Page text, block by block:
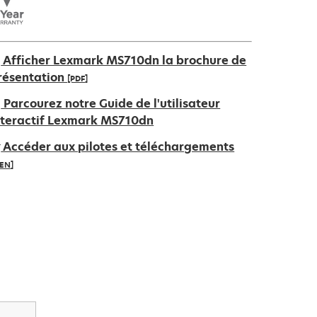
Afficher Lexmark MS710dn la brochure de
[PDF]
Parcourez notre Guide de l'utilisateur
Lexmark MS710dn
Accéder aux pilotes et téléchargements